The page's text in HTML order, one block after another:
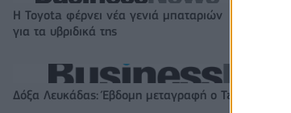
Η Toyota φέρνει νέα γενιά μπαταριών
για τα υβριδικά της
Σε
Δόξα Λευκάδας: Έβδομη μεταγραφή ο Τζος Σάρμα